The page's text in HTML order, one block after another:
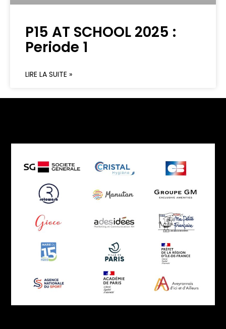
P15 AT SCHOOL 2025 :
Periode 1
LIRE LA SUITE »